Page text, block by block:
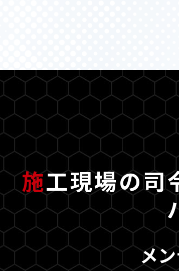
施工現場の司
メ